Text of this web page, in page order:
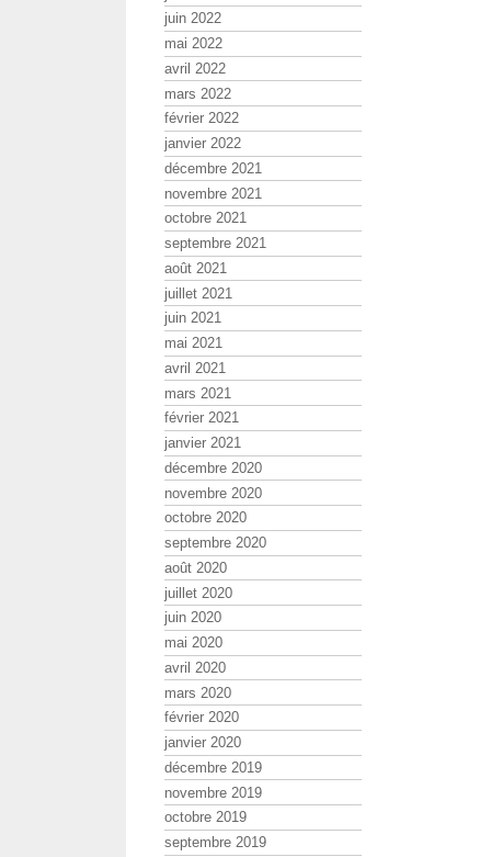
juin 2022
mai 2022
avril 2022
mars 2022
février 2022
janvier 2022
décembre 2021
novembre 2021
octobre 2021
septembre 2021
août 2021
juillet 2021
juin 2021
mai 2021
avril 2021
mars 2021
février 2021
janvier 2021
décembre 2020
novembre 2020
octobre 2020
septembre 2020
août 2020
juillet 2020
juin 2020
mai 2020
avril 2020
mars 2020
février 2020
janvier 2020
décembre 2019
novembre 2019
octobre 2019
septembre 2019